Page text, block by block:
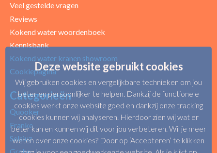
Veel gestelde vragen
Reviews
Kokend water woordenboek
Kennisbank
Kokend water kranen showroom
Cookiepagina
Categorieën
Quooker
Franke
Selsiuz
Deze website gebruikt cookies
Wij gebruiken cookies en vergelijkbare technieken om jou
beter en persoonlijker te helpen. Dankzij de functionele
cookies werkt onze website goed en dankzij onze tracking
cookies kunnen wij analyseren. Hierdoor zien wij wat er
beter kan en kunnen wij dit voor jou verbeteren. Wil je meer
weten over onze cookies? Door op ‘Accepteren’ te klikken